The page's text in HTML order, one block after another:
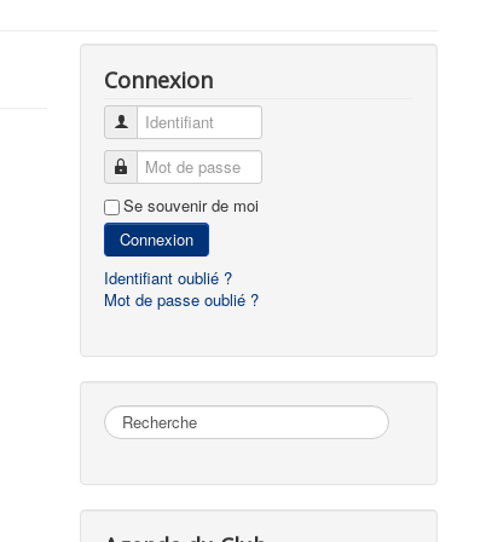
Connexion
Identifiant
Mot de passe
Se souvenir de moi
Connexion
Identifiant oublié ?
Mot de passe oublié ?
Rechercher